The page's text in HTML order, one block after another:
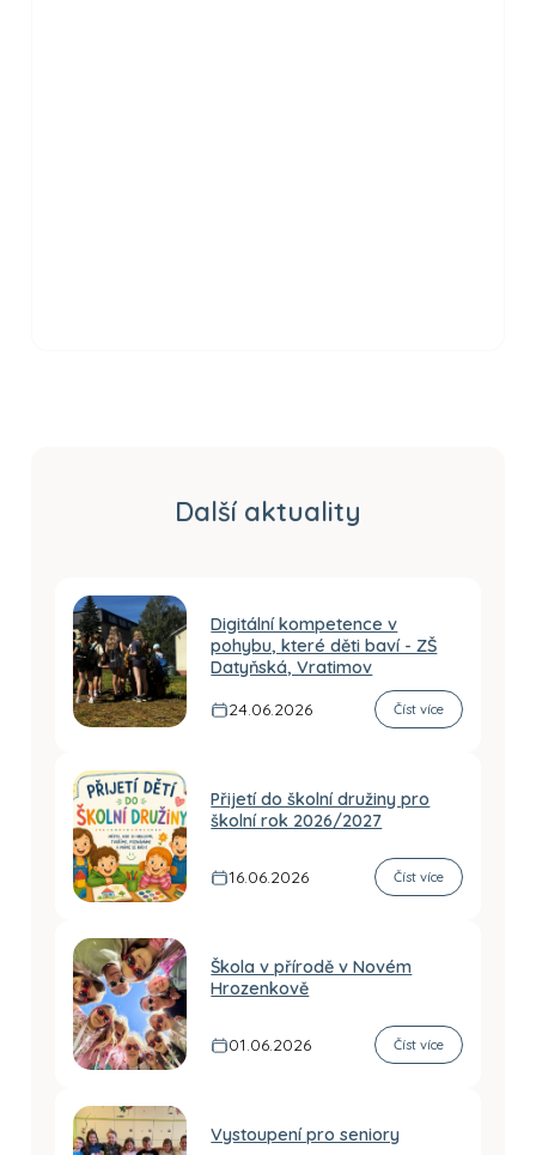
Další aktuality
Digitální kompetence v
pohybu, které děti baví - ZŠ
Datyňská, Vratimov
24.06.2026
Číst více
Přijetí do školní družiny pro
školní rok 2026/2027
16.06.2026 Číst více
Škola v přírodě v Novém
Hrozenkově
01.06.2026 Číst více
Vystoupení pro seniory